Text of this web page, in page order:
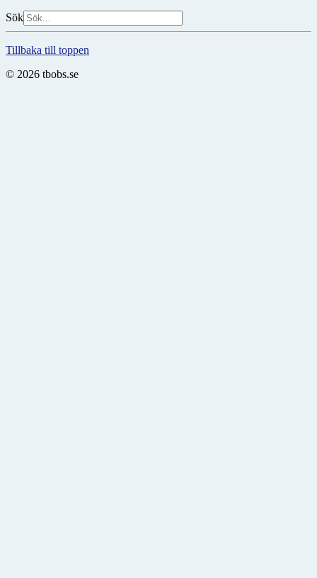
Sök
Tillbaka till toppen
© 2026 tbobs.se